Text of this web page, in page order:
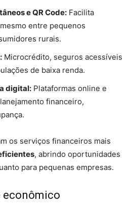
e QR Code: Facilita
entre pequenos
rurais.
Microcrédito, seguros acessíveis
de baixa renda.
digital: Plataformas online e
financeiro,
os serviços financeiros mais
, abrindo oportunidades
para pequenas empresas.
econômico